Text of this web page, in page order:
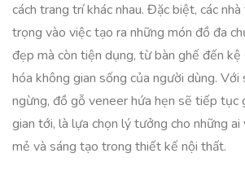
cách trang trí khác nhau. Đặc biệt, các
trọng vào việc tạo ra những món đồ đa
đẹp mà còn tiện dụng, từ bàn ghế đến kệ
hóa không gian sống của người dùng.
ngừng, đồ gỗ veneer hứa hẹn sẽ tiếp
gian tới, là lựa chọn lý tưởng cho những
mẻ và sáng tạo trong thiết kế nội thất.